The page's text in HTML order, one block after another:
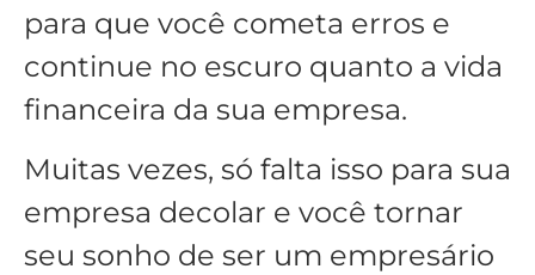
para que você cometa erros e
continue no escuro quanto a vida
financeira da sua empresa.
Muitas vezes, só falta isso para sua
empresa decolar e você tornar
seu sonho de ser um empresário